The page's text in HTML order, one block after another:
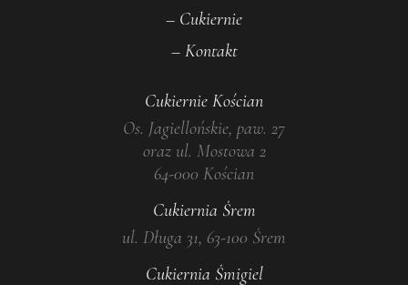
– Cukiernie
– Kontakt
Cukiernie Kościan
Os. Jagiellońskie, paw. 27
oraz ul. Mostowa 2
64-000 Kościan
Cukiernia Śrem
ul. Długa 31, 63-100 Śrem
Cukiernia Śmigiel